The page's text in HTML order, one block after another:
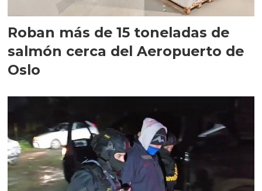
Roban más de 15 toneladas de
salmón cerca del Aeropuerto de
Oslo